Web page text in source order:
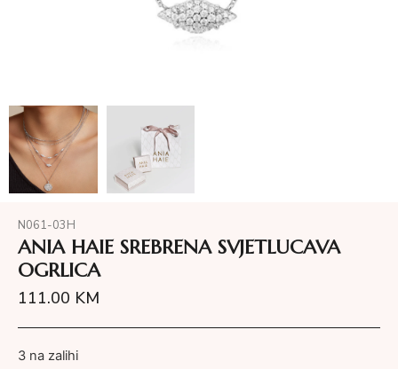
N061-03H
ANIA HAIE SREBRENA SVJETLUCAVA
OGRLICA
111.00 KM
3 na zalihi